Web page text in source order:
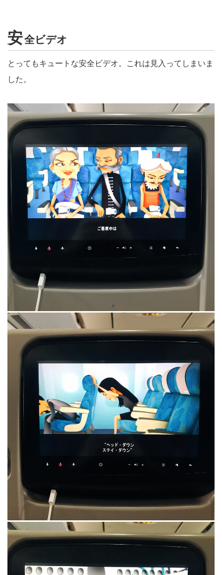
安全ビデオ
とってもキュートな安全ビデオ。これは見入ってしまいま
した。